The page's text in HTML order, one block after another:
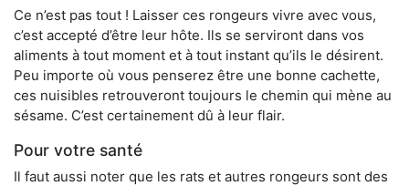
Ce n’est pas tout ! Laisser ces rongeurs vivre avec vous,
c’est accepté d’être leur hôte. Ils se serviront dans vos
aliments à tout moment et à tout instant qu’ils le désirent.
Peu importe où vous penserez être une bonne cachette,
ces nuisibles retrouveront toujours le chemin qui mène au
sésame. C’est certainement dû à leur flair.
Pour votre santé
Il faut aussi noter que les rats et autres rongeurs sont des